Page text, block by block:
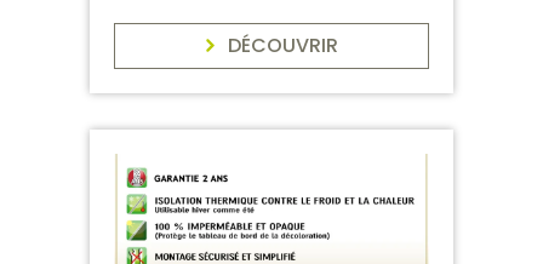
DÉCOUVRIR